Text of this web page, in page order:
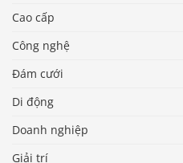
Cao cấp
Công nghệ
Đám cưới
Di động
Doanh nghiệp
Giải trí